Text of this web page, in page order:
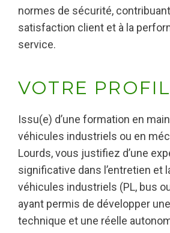
normes de sécurité,
satisfaction client et à la
service.
VOTRE PROFIL
Issu(e) d’une formation en
véhicules industriels ou en
Lourds, vous justifiez d’une
significative dans l’entretien et
véhicules industriels (PL, bus
ayant permis de développer
technique et une réelle